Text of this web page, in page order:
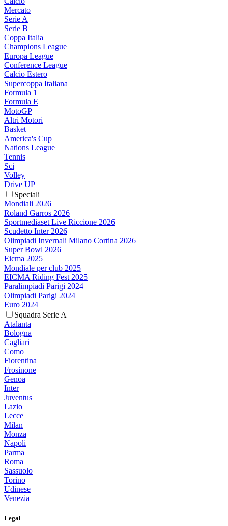
Mercato
Serie A
Serie B
Coppa Italia
Champions League
Europa League
Conference League
Calcio Estero
Supercoppa Italiana
Formula 1
Formula E
MotoGP
Altri Motori
Basket
America's Cup
Nations League
Tennis
Sci
Volley
Drive UP
Speciali
Mondiali 2026
Roland Garros 2026
Sportmediaset Live Riccione 2026
Scudetto Inter 2026
Olimpiadi Invernali Milano Cortina 2026
Super Bowl 2026
Eicma 2025
Mondiale per club 2025
EICMA Riding Fest 2025
Paralimpiadi Parigi 2024
Olimpiadi Parigi 2024
Euro 2024
Squadra Serie A
Atalanta
Bologna
Cagliari
Como
Fiorentina
Frosinone
Genoa
Inter
Juventus
Lazio
Lecce
Milan
Monza
Napoli
Parma
Roma
Sassuolo
Torino
Udinese
Venezia
Legal